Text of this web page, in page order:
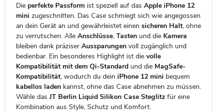
Die perfekte Passformist speziell auf das Apple iPhone 12
mini zugeschnitten. Das Case schmiegt sich wie angegossen
an dein Gerät an und gewährleistet einen sicheren Halt, ohne
zu verrutschen. Alle Anschlüsse, Tastenund die Kamera
bleiben dank präziser Aussparungenvoll zugänglich und
bedienbar. Ein besonderes Highlight ist die volle
Kompatibilität mit dem Qi-Standardund die MagSafe-
Kompatibilität, wodurch du dein iPhone 12 mini bequem
kabellos ladenkannst, ohne das Case abnehmen zu müssen.
Wähle das JT Berlin Liquid Silikon Case Steglitzfür eine
Kombination aus Style, Schutz und Komfort.